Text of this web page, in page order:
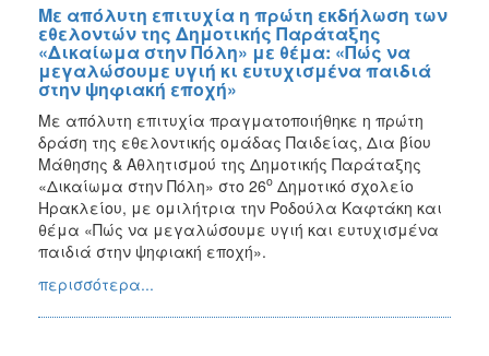
Με απόλυτη επιτυχία η πρώτη εκδήλωση των
εθελοντών της Δημοτικής Παράταξης
«Δικαίωμα στην Πόλη» με θέμα: «Πώς να
μεγαλώσουμε υγιή κι ευτυχισμένα παιδιά
στην ψηφιακή εποχή»
Με απόλυτη επιτυχία πραγματοποιήθηκε η πρώτη
δράση της εθελοντικής ομάδας Παιδείας, Δια βίου
Μάθησης & Αθλητισμού της Δημοτικής Παράταξης
«Δικαίωμα στην Πόλη» στο 26ο Δημοτικό σχολείο
Ηρακλείου, με ομιλήτρια την Ροδούλα Καφτάκη και
θέμα «Πώς να μεγαλώσουμε υγιή και ευτυχισμένα
παιδιά στην ψηφιακή εποχή».
περισσότερα...